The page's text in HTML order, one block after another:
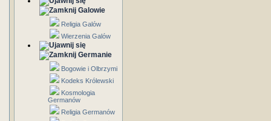
Galowie
Religia Galów
Wierzenia Galów
Germanie
Bogowie i Olbrzymi
Kodeks Królewski
Kosmologia
Germanów
Religia Germanów